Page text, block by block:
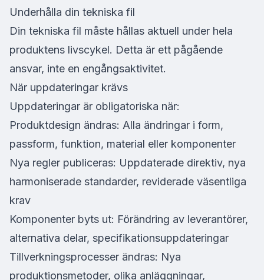
Underhålla din tekniska fil
Din tekniska fil måste hållas aktuell under hela
produktens livscykel. Detta är ett pågående
ansvar, inte en engångsaktivitet.
När uppdateringar krävs
Uppdateringar är obligatoriska när:
Produktdesign ändras: Alla ändringar i form,
passform, funktion, material eller komponenter
Nya regler publiceras: Uppdaterade direktiv, nya
harmoniserade standarder, reviderade väsentliga
krav
Komponenter byts ut: Förändring av leverantörer,
alternativa delar, specifikationsuppdateringar
Tillverkningsprocesser ändras: Nya
produktionsmetoder, olika anläggningar,